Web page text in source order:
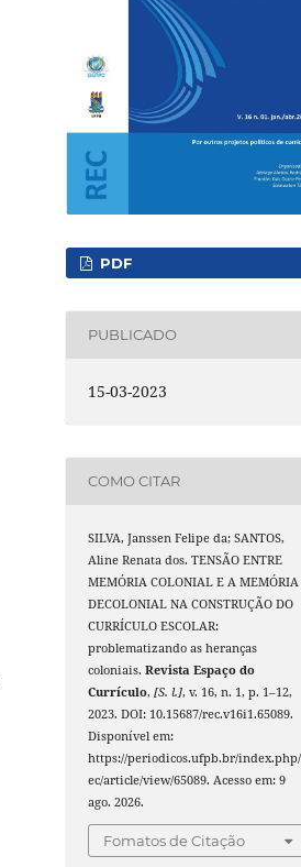
PDF
PUBLICADO
15-03-2023
COMO CITAR
SILVA, Janssen Felipe da; SANTOS,
Aline Renata dos. TENSÃO ENTRE
MEMÓRIA COLONIAL E A MEMÓRIA
DECOLONIAL NA CONSTRUÇÃO DO
CURRÍCULO ESCOLAR:
problematizando as heranças
coloniais.Revista Espaço do
Currículo,[S. l.], v. 16, n. 1, p. 1–12,
2023. DOI: 10.15687/rec.v16i1.65089.
Disponível em:
https://periodicos.ufpb.br/
ec/article/view/65089. Acesso em: 9
ago. 2026.
Fomatos de Citação